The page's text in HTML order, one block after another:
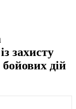
захисту
дій